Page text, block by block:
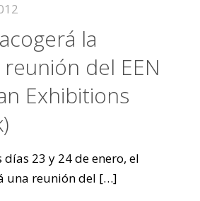
la
del EEN
Exhibitions
23 y 24 de enero, el
una reunión del […]